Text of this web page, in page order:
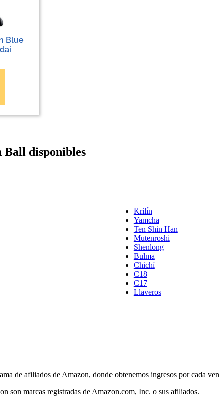
Blue
Ball disponibles
Krilín
Yamcha
Ten Shin Han
Mutenroshi
Shenlong
Bulma
Chichí
C18
C17
Llaveros
de afiliados de Amazon, donde obtenemos ingresos por cada
son marcas registradas de Amazon.com, Inc. o sus afiliados.